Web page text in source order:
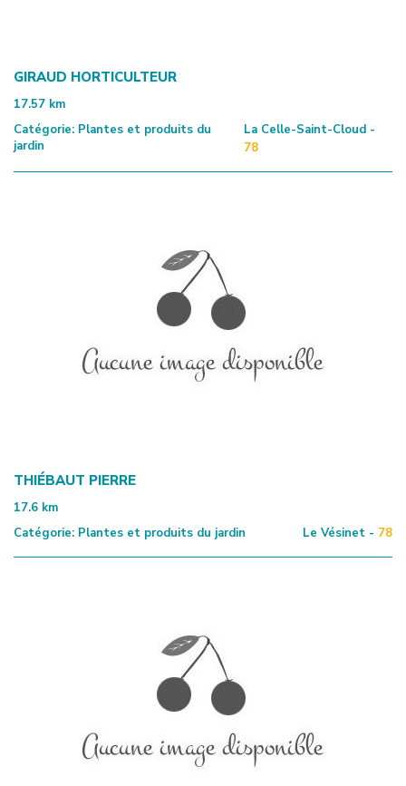
GIRAUD HORTICULTEUR
17.57 km
Catégorie: Plantes et produits du
jardin
La Celle-Saint-Cloud -
78
THIÉBAUT PIERRE
17.6 km
Catégorie: Plantes et produits du jardin Le Vésinet - 78